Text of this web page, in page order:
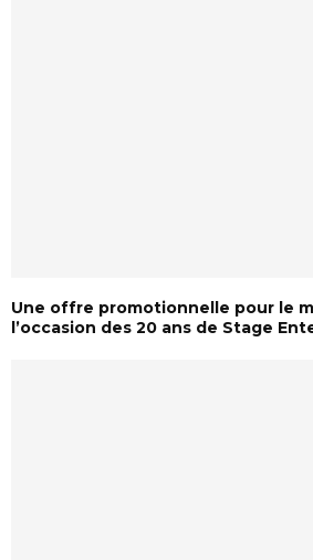
Une offre promotionnelle pour le
l’occasion des 20 ans de Stage